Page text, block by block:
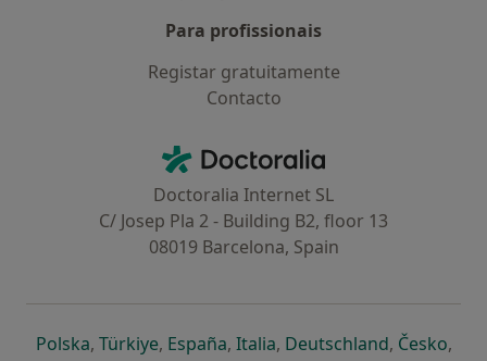
Para profissionais
Registar gratuitamente
Contacto
Doctoralia - Homepage
Doctoralia Internet SL
C/ Josep Pla 2 - Building B2, floor 13
08019 Barcelona, Spain
Polskaabre num novo separador
, Türkiyeabre num novo separador
, Españaabre num novo separador
, Italiaabre num novo
, Deutschlandabre num
, Česko,